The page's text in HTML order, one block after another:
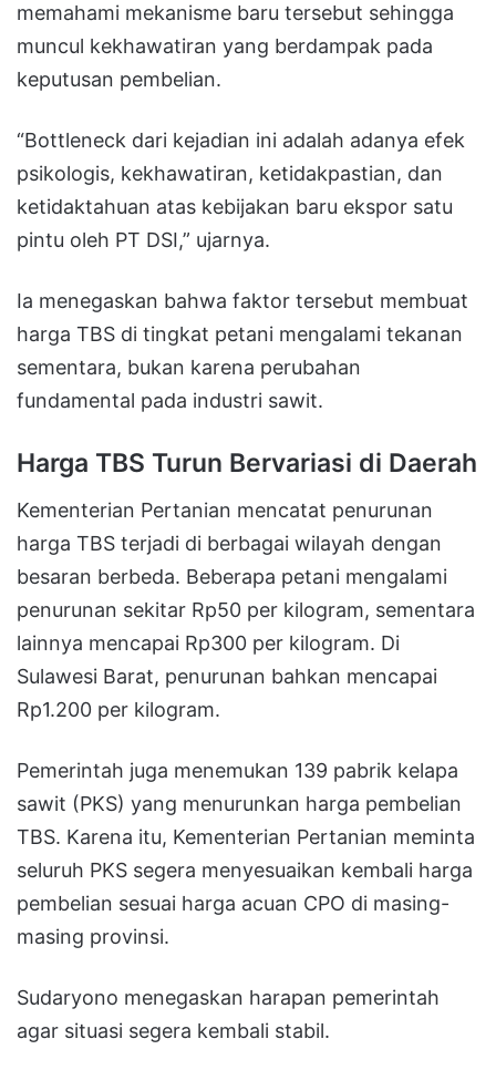
memahami mekanisme baru tersebut sehingga
muncul kekhawatiran yang berdampak pada
keputusan pembelian.
“Bottleneck dari kejadian ini adalah adanya efek
psikologis, kekhawatiran, ketidakpastian, dan
ketidaktahuan atas kebijakan baru ekspor satu
pintu oleh PT DSI,” ujarnya.
Ia menegaskan bahwa faktor tersebut membuat
harga TBS di tingkat petani mengalami tekanan
sementara, bukan karena perubahan
fundamental pada industri sawit.
Harga TBS Turun Bervariasi di Daerah
Kementerian Pertanian mencatat penurunan
harga TBS terjadi di berbagai wilayah dengan
besaran berbeda. Beberapa petani mengalami
penurunan sekitar Rp50 per kilogram, sementara
lainnya mencapai Rp300 per kilogram. Di
Sulawesi Barat, penurunan bahkan mencapai
Rp1.200 per kilogram.
Pemerintah juga menemukan 139 pabrik kelapa
sawit (PKS) yang menurunkan harga pembelian
TBS. Karena itu, Kementerian Pertanian meminta
seluruh PKS segera menyesuaikan kembali harga
pembelian sesuai harga acuan CPO di masing-
masing provinsi.
Sudaryono menegaskan harapan pemerintah
agar situasi segera kembali stabil.